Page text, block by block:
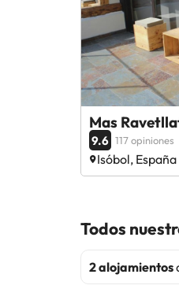
Mas
9.6 117 opiniones
Isóbol, España
Todos
2 alojamientos